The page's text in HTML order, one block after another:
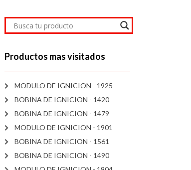
Productos mas visitados
MODULO DE IGNICION - 1925
BOBINA DE IGNICION - 1420
BOBINA DE IGNICION - 1479
MODULO DE IGNICION - 1901
BOBINA DE IGNICION - 1561
BOBINA DE IGNICION - 1490